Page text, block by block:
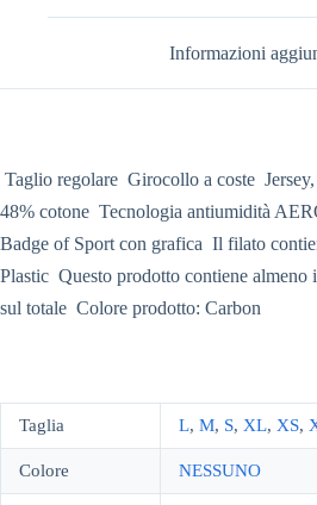
Informazioni
 Taglio regolare  Girocollo a coste 
48% cotone  Tecnologia antiumidità
Badge of Sport con grafica  Il filato
Plastic  Questo prodotto contiene
sul totale  Colore prodotto: Carbon
Taglia L, M, S, XL, XS,
Colore NESSUNO